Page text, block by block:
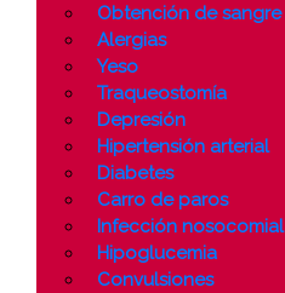
Obtención de sangre
Alergias
Yeso
Traqueostomía
Depresión
Hipertensión arterial
Diabetes
Carro de paros
Infección nosocomial
Hipoglucemia
Convulsiones